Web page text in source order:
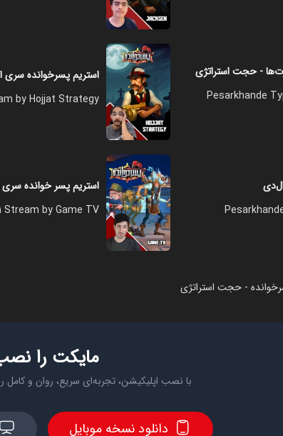
- حجت استراتژی
Pesarkhande
استریم پسرخوانده
by Hojjat Strategy
استریم پسر خوانده
Stream by Game TV
- حجت استراتژی
مایکت را
با نصب اپلیکیشن، تجربه‌ای سریع، روان و کامل
دانلود نسخه موبایل